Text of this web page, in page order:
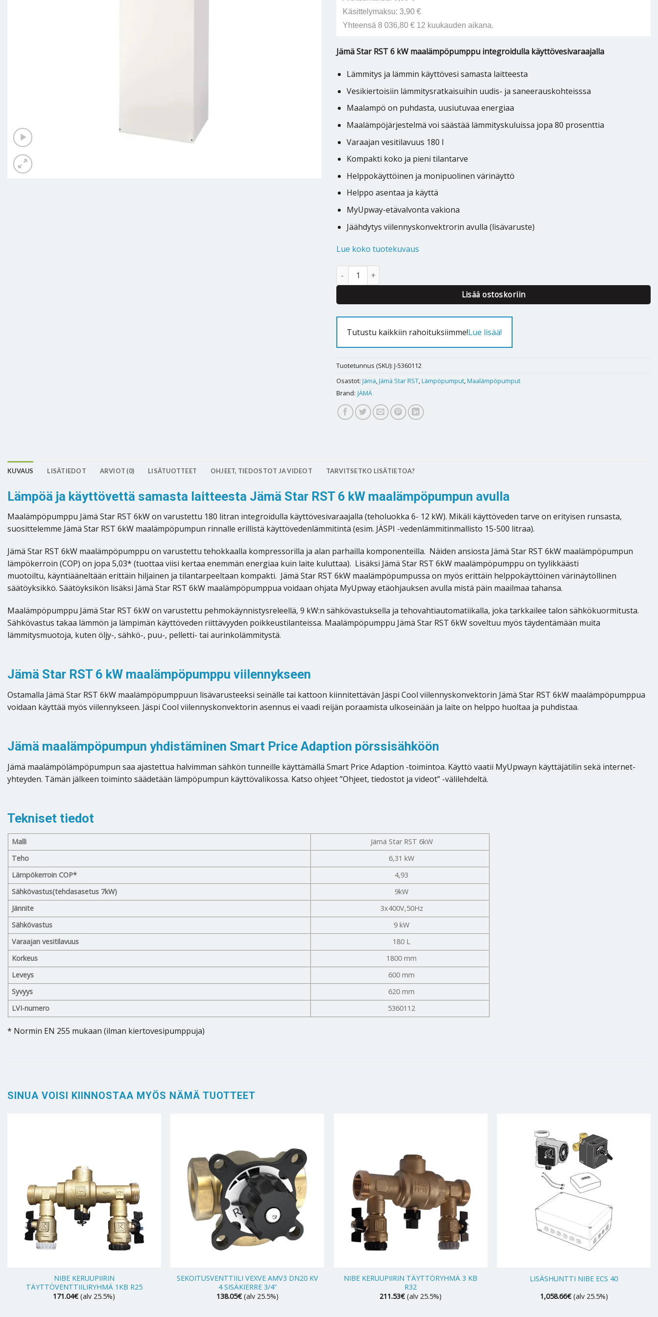
Käsittelymaksu: 3,90 €
Yhteensä 8 036,80 € 12 kuukauden aikana.
Jämä Star RST 6 kW maalämpöpumppu integroidulla käyttövesivaraajalla
Lämmitys ja lämmin käyttövesi samasta laitteesta
Vesikiertoisiin lämmitysratkaisuihin uudis- ja saneerauskohteisssa
Maalampö on puhdasta, uusiutuvaa energiaa
Maalämpöjärjestelmä voi säästää lämmityskuluissa jopa 80 prosenttia
Varaajan vesitilavuus 180 l
Kompakti koko ja pieni tilantarve
Helppokäyttöinen ja monipuolinen värinäyttö
Helppo asentaa ja käyttä
MyUpway-etävalvonta vakiona
Jäähdytys viilennyskonvektrorin avulla (lisävaruste)
Lue koko tuotekuvaus
Maalämpöpumppu Jämä Star RST 6 Kw määrä
Lisää ostoskoriin
Alternative:
Tutustu kaikkiin rahoituksiimme!Lue lisää!
Tuotetunnus (SKU): J-5360112
Osastot: Jämä,Jämä Star RST,Lämpöpumput,Maalämpöpumput
Brand: JÄMÄ
KUVAUS LISÄTIEDOT ARVIOT (0) LISÄTUOTTEET OHJEET, TIEDOSTOT JA VIDEOT TARVITSETKO LISÄTIETOA?
Lämpöä ja käyttövettä samasta laitteesta Jämä Star RST 6 kW maalämpöpumpun avulla
Maalämpöpumppu Jämä Star RST 6kW on varustettu 180 litran integroidulla käyttövesivaraajalla (teholuokka 6- 12 kW). Mikäli käyttöveden tarve on erityisen runsasta,
suosittelemme Jämä Star RST 6kW maalämpöpumpun rinnalle erillistä käyttövedenlämmitintä (esim. JÄSPI -vedenlämmitinmallisto 15-500 litraa).
Jämä Star RST 6kW maalämpöpumppu on varustettu tehokkaalla kompressorilla ja alan parhailla komponenteilla. Näiden ansiosta Jämä Star RST 6kW maalämpöpumpun
lämpökerroin (COP) on jopa 5,03* (tuottaa viisi kertaa enemmän energiaa kuin laite kuluttaa). Lisäksi Jämä Star RST 6kW maalämpöpumppu on tyylikkäästi
muotoiltu, käyntiääneltään erittäin hiljainen ja tilantarpeeltaan kompakti. Jämä Star RST 6kW maalämpöpumpussa on myös erittäin helppokäyttöinen värinäytöllinen
säätöyksikkö. Säätöyksikön lisäksi Jämä Star RST 6kW maalämpöpumppua voidaan ohjata MyUpway etäohjauksen avulla mistä päin maailmaa tahansa.
Maalämpöpumppu Jämä Star RST 6kW on varustettu pehmokäynnistysreleellä, 9 kW:n sähkövastuksella ja tehovahtiautomatiikalla, joka tarkkailee talon sähkökuormitusta.
Sähkövastus takaa lämmön ja lämpimän käyttöveden riittävyyden poikkeustilanteissa. Maalämpöpumppu Jämä Star RST 6kW soveltuu myös täydentämään muita
lämmitysmuotoja, kuten öljy-, sähkö-, puu-, pelletti- tai aurinkolämmitystä.
Jämä Star RST 6 kW maalämpöpumppu viilennykseen
Ostamalla Jämä Star RST 6kW maalämpöpumppuun lisävarusteeksi seinälle tai kattoon kiinnitettävän Jäspi Cool viilennyskonvektorin Jämä Star RST 6kW maalämpöpumppua
voidaan käyttää myös viilennykseen. Jäspi Cool viilennyskonvektorin asennus ei vaadi reijän poraamista ulkoseinään ja laite on helppo huoltaa ja puhdistaa.
Jämä maalämpöpumpun yhdistäminen Smart Price Adaption pörssisähköön
Jämä maalämpölämpöpumpun saa ajastettua halvimman sähkön tunneille käyttämällä Smart Price Adaption -toimintoa. Käyttö vaatii MyUpwayn käyttäjätilin sekä internet-
yhteyden. Tämän jälkeen toiminto säädetään lämpöpumpun käyttövalikossa. Katso ohjeet ”Ohjeet, tiedostot ja videot” -välilehdeltä.
Tekniset tiedot
Malli
Jämä Star RST 6kW
Teho
6,31 kW
Lämpökerroin COP*
4,93
Sähkövastus(tehdasasetus 7kW)
9kW
Jännite
3x400V,50Hz
Sähkövastus
9 kW
Varaajan vesitilavuus
180 L
Korkeus
1800 mm
Leveys
600 mm
Syvyys
620 mm
LVI-numero
5360112
* Normin EN 255 mukaan (ilman kiertovesipumppuja)
SINUA VOISI KIINNOSTAA MYÖS NÄMÄ TUOTTEET
NIBE KERUUPIIRIN
TÄYTTÖVENTTIILIRYHMÄ 1KB R25
171.04€ (alv 25.5%)
SEKOITUSVENTTIILI VEXVE AMV3 DN20 KV
4 SISÄKIERRE 3/4”
138.05€ (alv 25.5%)
NIBE KERUUPIIRIN TÄYTTÖRYHMÄ 3 KB
R32
211.53€ (alv 25.5%)
LISÄSHUNTTI NIBE ECS 40
1,058.66€ (alv 25.5%)